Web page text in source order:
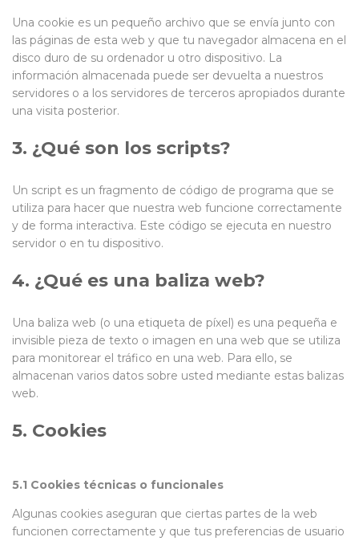
Una cookie es un pequeño archivo que se envía junto con
las páginas de esta web y que tu navegador almacena en el
disco duro de su ordenador u otro dispositivo. La
información almacenada puede ser devuelta a nuestros
servidores o a los servidores de terceros apropiados durante
una visita posterior.
3. ¿Qué son los scripts?
Un script es un fragmento de código de programa que se
utiliza para hacer que nuestra web funcione correctamente
y de forma interactiva. Este código se ejecuta en nuestro
servidor o en tu dispositivo.
4. ¿Qué es una baliza web?
Una baliza web (o una etiqueta de píxel) es una pequeña e
invisible pieza de texto o imagen en una web que se utiliza
para monitorear el tráfico en una web. Para ello, se
almacenan varios datos sobre usted mediante estas balizas
web.
5. Cookies
5.1 Cookies técnicas o funcionales
Algunas cookies aseguran que ciertas partes de la web
funcionen correctamente y que tus preferencias de usuario